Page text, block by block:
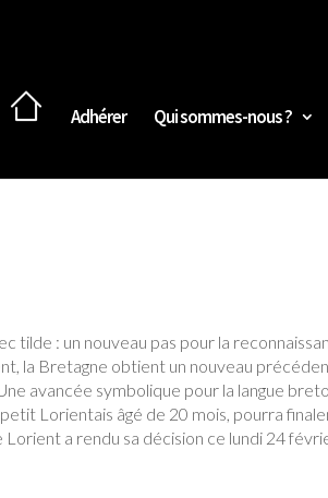
Adhérer Qui sommes-nous ?
tilde : un nouveau pas pour la
la Bretagne obtient un nouveau
avancée symbolique pour la langue
Lorientais âgé de 20 mois, pourra
a rendu sa décision ce lundi 24